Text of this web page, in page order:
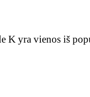
K yra vienos iš